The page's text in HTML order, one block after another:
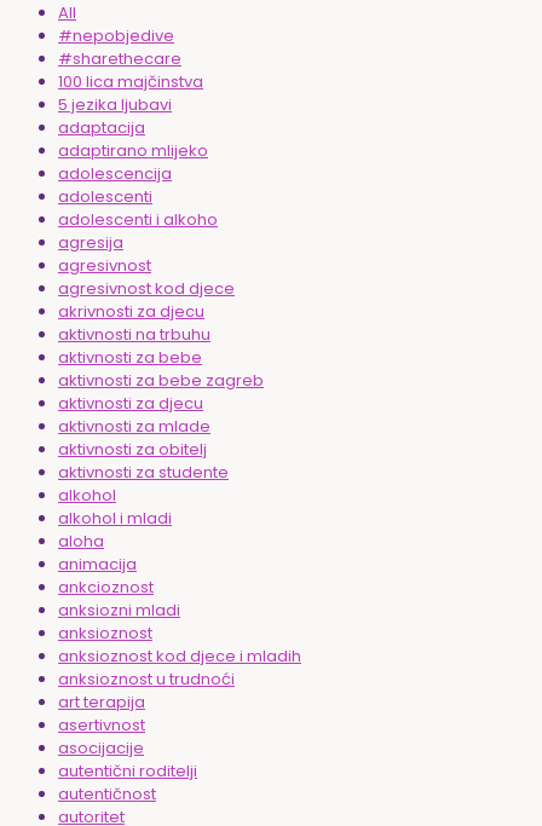
All
#nepobjedive
#sharethecare
100 lica majčinstva
5 jezika ljubavi
adaptacija
adaptirano mlijeko
adolescencija
adolescenti
adolescenti i alkoho
agresija
agresivnost
agresivnost kod djece
akrivnosti za djecu
aktivnosti na trbuhu
aktivnosti za bebe
aktivnosti za bebe zagreb
aktivnosti za djecu
aktivnosti za mlade
aktivnosti za obitelj
aktivnosti za studente
alkohol
alkohol i mladi
aloha
animacija
ankcioznost
anksiozni mladi
anksioznost
anksioznost kod djece i mladih
anksioznost u trudnoći
art terapija
asertivnost
asocijacije
autentični roditelji
autentičnost
autoritet